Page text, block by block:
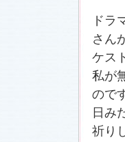
ドラ
さん
ケス
私が
ので
日み
祈り